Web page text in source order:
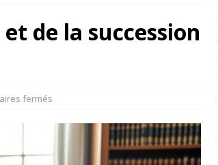
de la succession
fermés